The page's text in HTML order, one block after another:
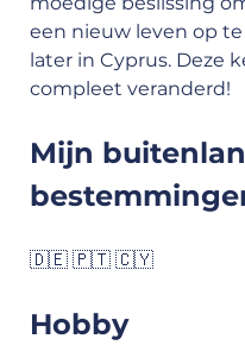
een nieuw leven op
later in Cyprus. Deze
compleet veranderd!
Mijn
🇩🇪 🇵🇹 🇨🇾
Hobby